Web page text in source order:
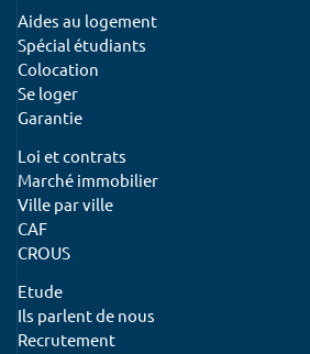
Aides au logement
Spécial étudiants
Colocation
Se loger
Garantie
Loi et contrats
Marché immobilier
Ville par ville
CAF
CROUS
Etude
Ils parlent de nous
Recrutement